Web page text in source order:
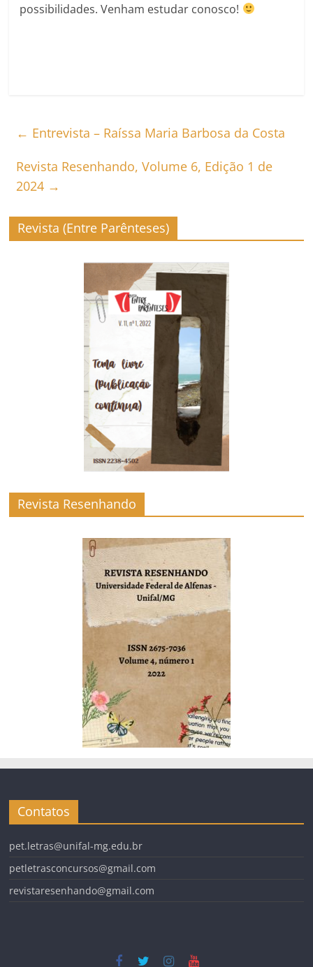
possibilidades. Venham estudar conosco!
← Entrevista – Raíssa Maria Barbosa da Costa
Revista Resenhando, Volume 6, Edição 1 de
2024 →
Revista (Entre Parênteses)
Revista Resenhando
Contatos
pet.letras@unifal-mg.edu.br
petletrasconcursos@gmail.com
revistaresenhando@gmail.com